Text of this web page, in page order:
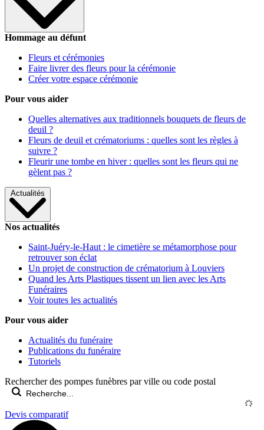
Hommage au défunt
Fleurs et cérémonies
Faire livrer des fleurs pour la cérémonie
Créer votre espace cérémonie
Pour vous aider
Quelles alternatives aux traditionnels bouquets de fleurs de
deuil ?
Fleurs de deuil et crématoriums : quelles sont les règles à
suivre ?
Fleurir une tombe en hiver : quelles sont les fleurs qui ne
gèlent pas ?
Actualités
Nos actualités
Saint-Juéry-le-Haut : le cimetière se métamorphose pour
retrouver son éclat
Un projet de construction de crématorium à Louviers
Quand les Arts Plastiques tissent un lien avec les Arts
Funéraires
Voir toutes les actualités
Pour vous aider
Actualités du funéraire
Publications du funéraire
Tutoriels
Rechercher des pompes funèbres par ville ou code postal
Devis comparatif